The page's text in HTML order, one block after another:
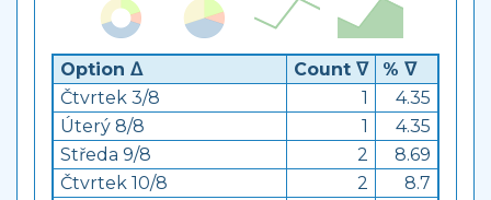
Option ᐃ Count ᐁ
% ᐁ
Čtvrtek 3/8
1
4.35
Úterý 8/8
1
4.35
Středa 9/8
2
8.69
Čtvrtek 10/8
2
8.7